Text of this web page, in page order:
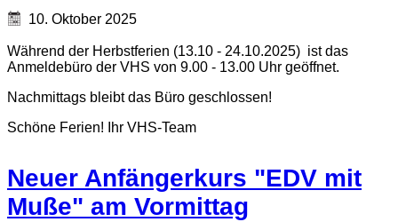
10. Oktober 2025
Während der Herbstferien (13.10 - 24.10.2025) ist das
Anmeldebüro der VHS von 9.00 - 13.00 Uhr geöffnet.
Nachmittags bleibt das Büro geschlossen!
Schöne Ferien! Ihr VHS-Team
Neuer Anfängerkurs "EDV mit
Muße" am Vormittag